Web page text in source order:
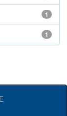
1
1